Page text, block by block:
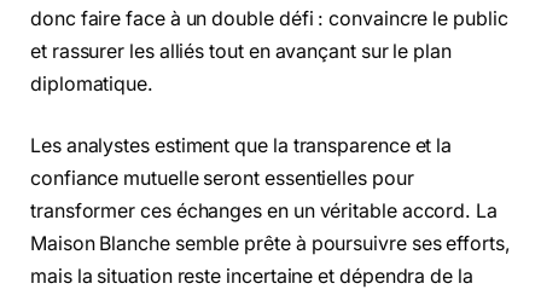
donc faire face à un double défi : convaincre le public
et rassurer les alliés tout en avançant sur le plan
diplomatique.
Les analystes estiment que la transparence et la
confiance mutuelle seront essentielles pour
transformer ces échanges en un véritable accord. La
Maison Blanche semble prête à poursuivre ses efforts,
mais la situation reste incertaine et dépendra de la